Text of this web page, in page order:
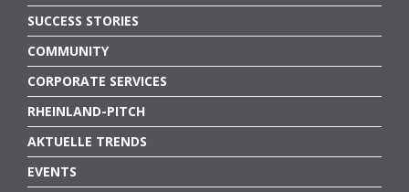
SUCCESS STORIES
COMMUNITY
CORPORATE SERVICES
RHEINLAND-PITCH
AKTUELLE TRENDS
EVENTS